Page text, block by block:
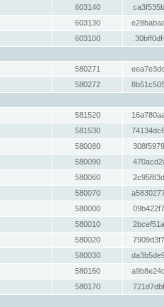
603140
603130
603100
580271
580272
581520
581530
580080
580090
580060
580070
580000
580010
580020
580030
580160
580170